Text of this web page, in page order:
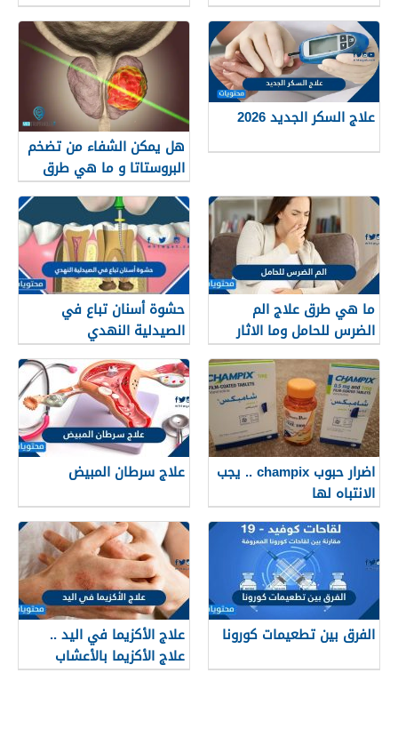
للمبیض والأمل في الحمل
علاج السكر الجديد 2026
هل يمكن الشفاء من تضخم
البروستاتا و ما هي طرق
العلاج؟
ما هي طرق علاج الم
الضرس للحامل وما الاثار
الجانبية لهذه العلاجات
حشوة أسنان تباع في
الصيدلية النهدي
اضرار حبوب champix .. يجب
الانتباه لها
علاج سرطان المبيض
الفرق بين تطعيمات كورونا
علاج الأكزيما في اليد ..
علاج الأكزيما بالأعشاب